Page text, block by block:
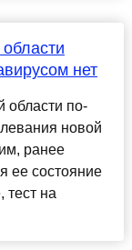
нет
области по-
новой
ранее
ее состояние
тест на